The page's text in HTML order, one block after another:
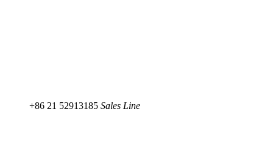
+86 21 52913185 Sales Line